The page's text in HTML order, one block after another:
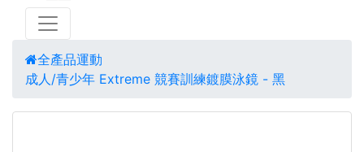
全產品運動
成人/青少年 Extreme 競賽訓練鍍膜泳鏡 - 黑